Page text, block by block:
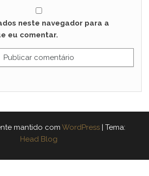
neste navegador para a
eu comentar.
mantido com WordPress | Tema:
Head Blog